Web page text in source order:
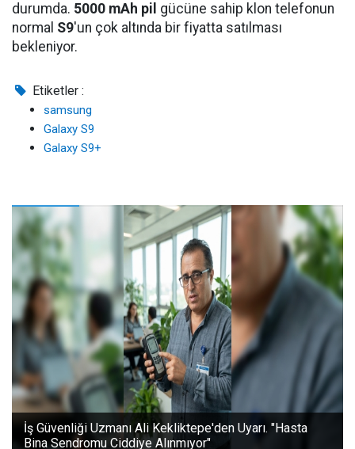
durumda. 5000 mAh pil gücüne sahip klon telefonun
normal S9'un çok altında bir fiyatta satılması
bekleniyor.
Etiketler :
samsung
Galaxy S9
Galaxy S9+